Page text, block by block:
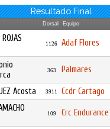
Resultado Final
Dorsal Equipo
1126 Adaf Flores
363 Palmares
Acosta 3911 Ccdr Cartago
109 Crc Endurance